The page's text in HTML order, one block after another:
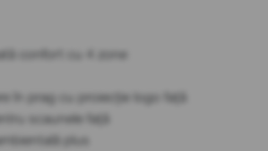
confort cu 4 zone
în prag cu proiecție logo față
scaunele față
plus